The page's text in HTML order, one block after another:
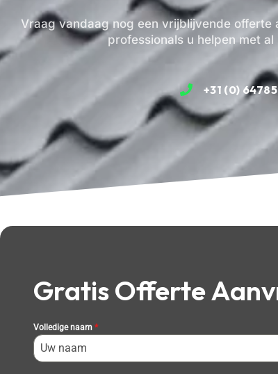
Vraag vandaag nog een vrijblijvende offerte
professionals u helpen met
+31 (0)
Gratis Offerte
Volledige naam *